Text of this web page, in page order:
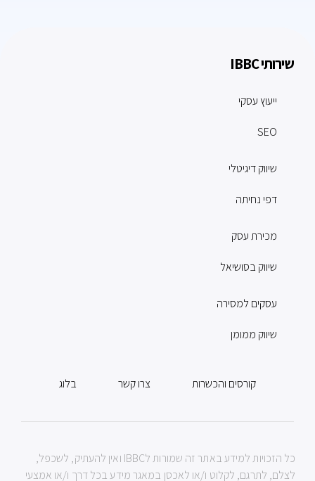
שירותי IBBC
ייעוץ עסקי
SEO
שיווק דיגיטלי
דפי נחיתה
מכירת עסק
שיווק בסושיאל
עסקים למסירה
שיווק ממומן
בלוג צרו קשר קורסים והכשרות
כל הזכויות למידע באתר זה שמורות לIBBC ואין להעתיק, לשכפל,
לצלם, לתרגם, לקלוט ו/או לאכסן במאגר מידע בכל דרך ו/או אמצעי